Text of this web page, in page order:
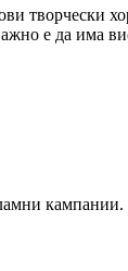
творчески
е да има
кампании.